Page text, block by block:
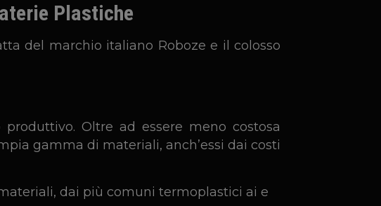
Plastiche
del marchio italiano Roboze e il colosso
Oltre ad essere meno costosa
gamma di materiali, anch’essi dai costi
dai più comuni termoplastici ai e